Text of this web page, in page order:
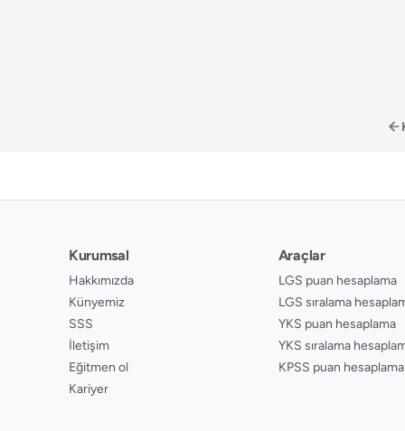
Kurumsal
Hakkımızda
Künyemiz
SSS
İletişim
Eğitmen ol
Kariyer
Araçlar
LGS puan hesaplama
LGS sıralama
YKS puan hesaplama
YKS sıralama
KPSS puan hesaplama